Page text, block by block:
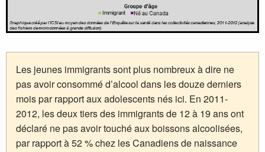
Les jeunes immigrants sont plus nombreux à dire ne
pas avoir consommé d’alcool dans les douze derniers
mois par rapport aux adolescents nés ici. En 2011-
2012, les deux tiers des immigrants de 12 à 19 ans ont
déclaré ne pas avoir touché aux boissons alcoolisées,
par rapport à 52 % chez les Canadiens de naissance